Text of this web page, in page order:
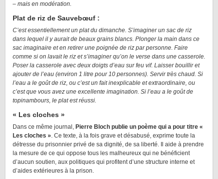
– mais en modération.
Plat de riz de Sauvebœuf :
C’est essentiellement un plat du dimanche. S’imaginer un sac de riz
dans lequel il y aurait de beaux grains blancs. Plonger la main dans ce
sac imaginaire et en retirer une poignée de riz par personne. Faire
comme si on lavait le riz et s’imaginer qu’on le verse dans une casserole.
Poser la casserole avec deux doigts d’eau sur feu vif. Laisser bouillir et
ajouter de l’eau (environ 1 litre pour 10 personnes). Servir très chaud. Si
l’eau a le goût de riz, ou c’est un fait inexplicable et extraordinaire, ou
c’est que vous avez une excellente imagination. Si l’eau a le goût de
topinambours, le plat est réussi.
« Les cloches »
Dans ce même journal, Pierre Bloch publie un poème qui a pour titre «
Les cloches ». Ce texte, à la fois grave et désabusé, exprime toute la
détresse du prisonnier privé de sa dignité, de sa liberté. Il aide à prendre
la mesure de ce qui oppose tous les malheureux qui ne bénéficient
d’aucun soutien, aux politiques qui profitent d’une structure interne et
d’aides extérieures à la prison.